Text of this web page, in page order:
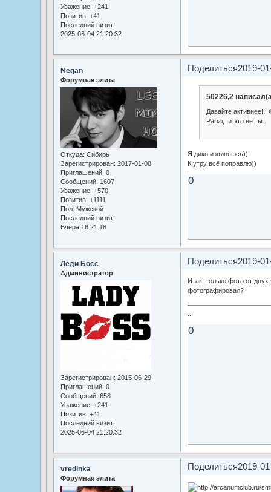
Уважение: +241
Позитив: +41
Последний визит:
2025-06-04 21:20:32
Поделиться2019-
Negan
Форумная элита
Откуда: Сибирь
Зарегистрирован: 2017-01-08
Приглашений: 0
Сообщений: 1607
Уважение: +570
Позитив: +1111
Пол: Мужской
Последний визит:
Вчера 16:21:18
50226,2
Давайте активнее!!!
Parizi, и это не ты.
Я дико извиняюсь))
К утру всё поправлю))
0
Поделиться2019-
Леди Босс
Администратор
Зарегистрирован: 2015-06-29
Приглашений: 0
Сообщений: 658
Уважение: +241
Позитив: +41
Последний визит:
2025-06-04 21:20:32
Итак, только фото от
фотографировал?
0
Поделиться2019-
vredinka
Форумная элита